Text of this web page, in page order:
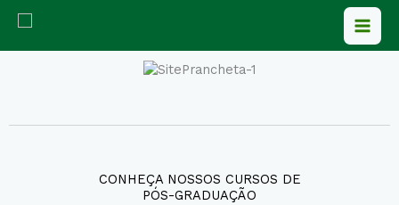
para
CONHEÇA NOSSOS CURSOS DE
PÓS-GRADUAÇÃO